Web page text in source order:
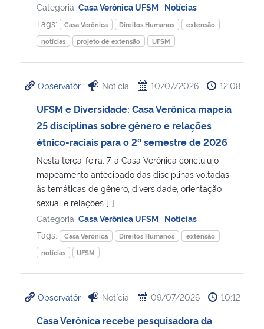
Categoria: Casa Verônica UFSM
Notícias
Tags:
Casa Verônica Direitos Humanos
extensão
notícias
projeto de extensão UFSM
Observatór Notícia 10/07/2026 12:08
UFSM e Diversidade: Casa Verônica mapeia
25 disciplinas sobre gênero e relações
étnico-raciais para o 2º semestre de 2026
Nesta terça-feira, 7, a Casa Verônica concluiu o
mapeamento antecipado das disciplinas voltadas
às temáticas de gênero, diversidade, orientação
sexual e relações […]
Categoria: Casa Verônica UFSM
Notícias
Tags:
Casa Verônica Direitos Humanos
extensão
notícias
UFSM
Observatór Notícia 09/07/2026 10:12
Casa Verônica recebe pesquisadora da